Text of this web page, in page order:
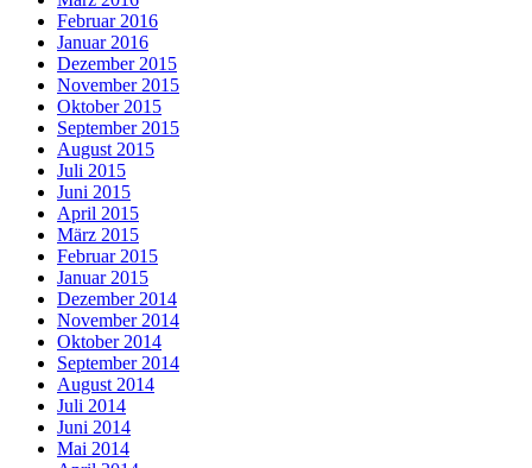
Februar 2016
Januar 2016
Dezember 2015
November 2015
Oktober 2015
September 2015
August 2015
Juli 2015
Juni 2015
April 2015
März 2015
Februar 2015
Januar 2015
Dezember 2014
November 2014
Oktober 2014
September 2014
August 2014
Juli 2014
Juni 2014
Mai 2014